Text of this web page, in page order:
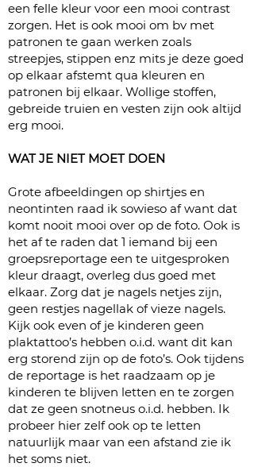
een felle kleur voor een mooi contrast
zorgen. Het is ook mooi om bv met
patronen te gaan werken zoals
streepjes, stippen enz mits je deze goed
op elkaar afstemt qua kleuren en
patronen bij elkaar. Wollige stoffen,
gebreide truien en vesten zijn ook altijd
erg mooi.
WAT JE NIET MOET DOEN
Grote afbeeldingen op shirtjes en
neontinten raad ik sowieso af want dat
komt nooit mooi over op de foto. Ook is
het af te raden dat 1 iemand bij een
groepsreportage een te uitgesproken
kleur draagt, overleg dus goed met
elkaar. Zorg dat je nagels netjes zijn,
geen restjes nagellak of vieze nagels.
Kijk ook even of je kinderen geen
plaktattoo’s hebben o.i.d. want dit kan
erg storend zijn op de foto’s. Ook tijdens
de reportage is het raadzaam op je
kinderen te blijven letten en te zorgen
dat ze geen snotneus o.i.d. hebben. Ik
probeer hier zelf ook op te letten
natuurlijk maar van een afstand zie ik
het soms niet.